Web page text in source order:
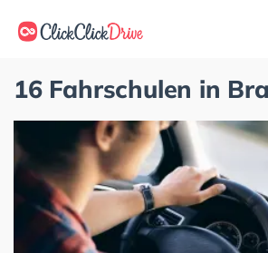
16 Fahrschulen in